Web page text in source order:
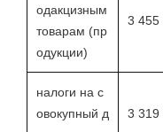
одакцизным
товарам (пр
одукции)
3 455
налоги на с
овокупный д
3 319